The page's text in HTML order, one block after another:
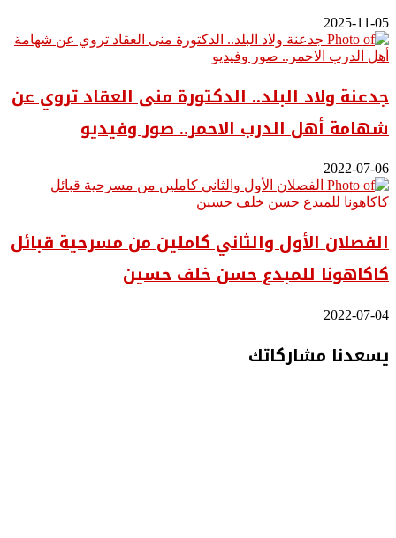
2025-11-05
جدعنة ولاد البلد.. الدكتورة منى العقاد تروي عن
شهامة أهل الدرب الاحمر.. صور وفيديو
2022-07-06
الفصلان الأول والثاني كاملين من مسرحية قبائل
كاكاهونا للمبدع حسن خلف حسين
2022-07-04
يسعدنا مشاركاتك